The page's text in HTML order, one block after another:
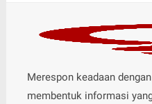
Merespon keadaan
membentuk informasi